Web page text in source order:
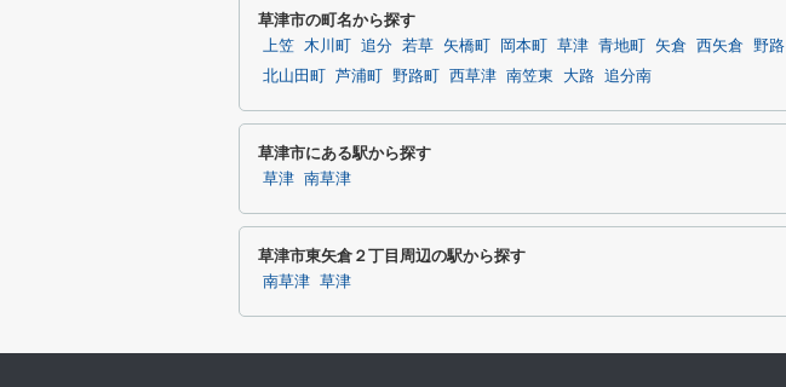
草津市の町名から探す
上笠 木川町 追分 若草 矢橋町 岡本町 草津 青地町 矢倉 西矢倉 野路
北山田町
芦浦町 野路町 西草津 南笠東 大路 追分南
草津市にある駅から探す
草津 南草津
草津市東矢倉２丁目周辺の駅から探す
南草津 草津